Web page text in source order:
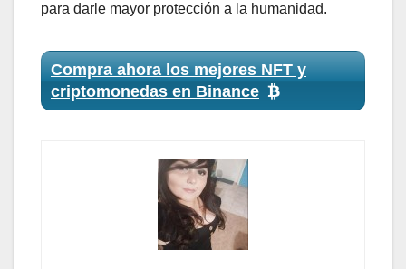
para darle mayor protección a la humanidad.
Compra ahora los mejores NFT y
criptomonedas en Binance